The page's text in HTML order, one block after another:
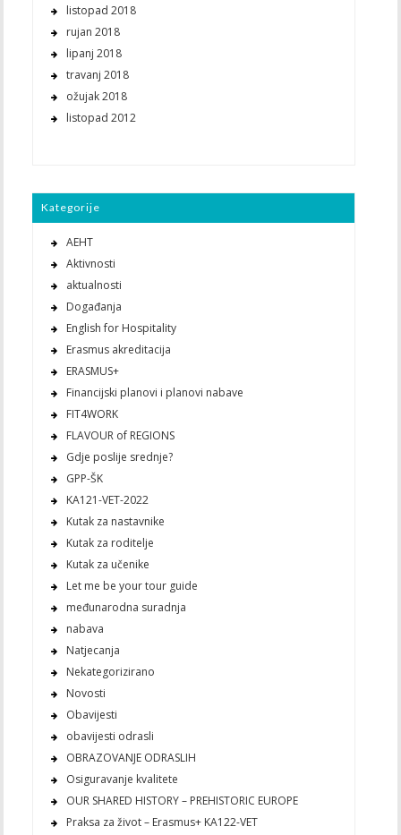
listopad 2018
rujan 2018
lipanj 2018
travanj 2018
ožujak 2018
listopad 2012
Kategorije
AEHT
Aktivnosti
aktualnosti
Događanja
English for Hospitality
Erasmus akreditacija
ERASMUS+
Financijski planovi i planovi nabave
FIT4WORK
FLAVOUR of REGIONS
Gdje poslije srednje?
GPP-ŠK
KA121-VET-2022
Kutak za nastavnike
Kutak za roditelje
Kutak za učenike
Let me be your tour guide
međunarodna suradnja
nabava
Natjecanja
Nekategorizirano
Novosti
Obavijesti
obavijesti odrasli
OBRAZOVANJE ODRASLIH
Osiguravanje kvalitete
OUR SHARED HISTORY – PREHISTORIC EUROPE
Praksa za život – Erasmus+ KA122-VET